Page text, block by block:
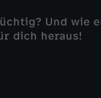
Und wie
dich heraus!